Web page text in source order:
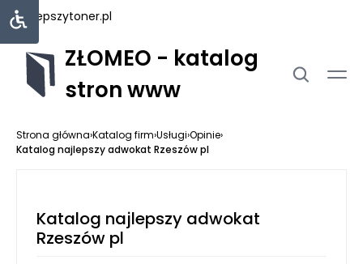
najlepszytoner.pl
ZŁOMEO - katalog
stron www
Strona główna›Katalog firm›Usługi›Opinie›
Katalog najlepszy adwokat Rzeszów pl
Katalog najlepszy adwokat
Rzeszów pl